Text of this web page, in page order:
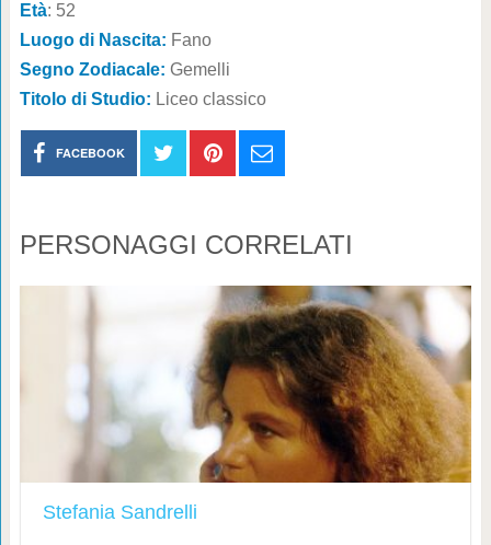
Età: 52
Luogo di Nascita: Fano
Segno Zodiacale: Gemelli
Titolo di Studio: Liceo classico
FACEBOOK
PERSONAGGI CORRELATI
Stefania Sandrelli